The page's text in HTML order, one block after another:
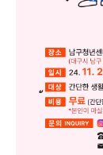
YOUTH
and Korean
snacks) ?Bring
youth_namgu ▪
namgu2023@gmail.com * 신청은 인스타그
다. * Please